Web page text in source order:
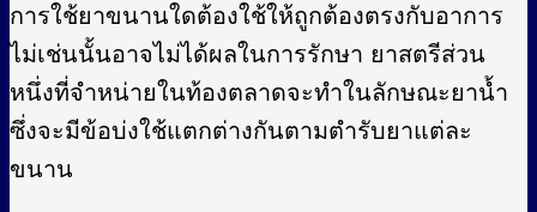
การใช้ยาขนานใดต้องใช้ให้ถูกต้องตรงกับอาการ
ไม่เช่นนั้นอาจไม่ได้ผลในการรักษา ยาสตรีส่วน
หนึ่งที่จำหน่ายในท้องตลาดจะทำในลักษณะยาน้ำ
ซึ่งจะมีข้อบ่งใช้แตกต่างกันตามตำรับยาแต่ละ
ขนาน